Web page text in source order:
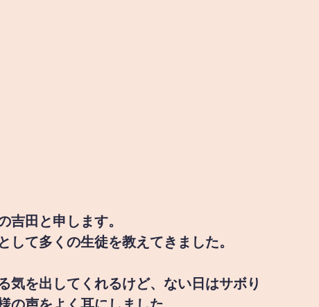
吉田と申します。
て多くの生徒を教えてきました。
気を出してくれるけど、ない日はサボり